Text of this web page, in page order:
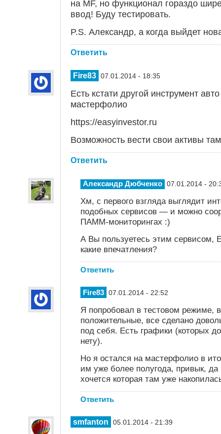
на MF, но функционал гораздо
ввод! Буду тестировать.
P.S. Александр, а когда выйдет
Ответить
Fire83 07.01.2014 - 18:35
Есть кстати другой инструмент
мастерфолио
https://easyinvestor.ru
Возможность вести свои активы
Ответить
Александр Дюбченко 07.01.2014 -
Хм, с первого взгляда выглядит
подобных сервисов — и можно
ПАММ-мониторингах :)
А Вы пользуетесь этим сервисом,
какие впечатления?
Ответить
Fire83 07.01.2014 - 22:52
Я попробовал в тестовом режиме,
положительные, все сделано
под себя. Есть графики (которых
нету).
Но я остался на мастерфолио в
им уже более полугода, привык,
хочется которая там уже
Ответить
smfanton 05.01.2014 - 21:39